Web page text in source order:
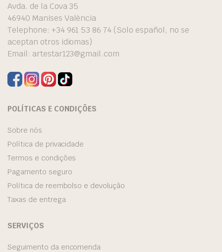
Avda. de la Cova 35
46940 Manises València
Telephone: +34 961 53 86 74 (Solo español, no se
aceptan otros idiomas)
Email: artestar123@gmail.com
POLÍTICAS E CONDIÇÕES
Sobre nós
Política de privacidade
Termos e condições
Pagamento seguro
Política de reembolso e devolução
Taxas de entrega
SERVIÇOS
Seguimento da encomenda